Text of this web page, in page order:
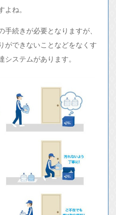
よね。
続きが必要となりますが、
ができないことなどをなくす
システムがあります。